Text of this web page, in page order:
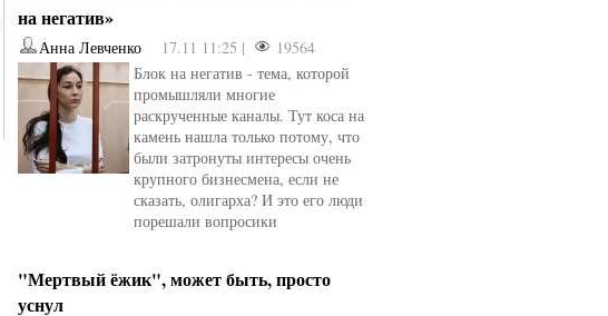
на негатив»
Анна Левченко 17.11 11:25 |
19564
Блок на негатив - тема, которой
промышляли многие
раскрученные каналы. Тут коса на
камень нашла только потому, что
были затронуты интересы очень
крупного бизнесмена, если не
сказать, олигарха? И это его люди
порешали вопросики
"Мертвый ёжик", может быть, просто
уснул